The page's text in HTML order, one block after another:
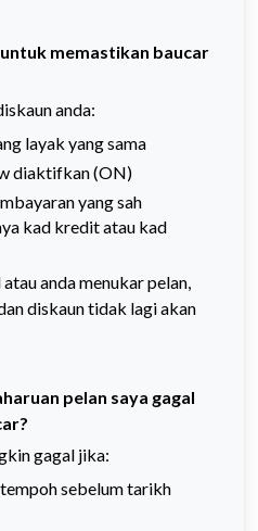
memastikan baucar
anda:
layak yang sama
diaktifkan (ON)
yang sah
kad kredit atau kad
anda menukar pelan,
diskaun tidak lagi akan
pelan saya gagal
gagal jika:
sebelum tarikh